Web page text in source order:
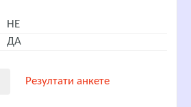
НЕ
ДА
Резултати анкете